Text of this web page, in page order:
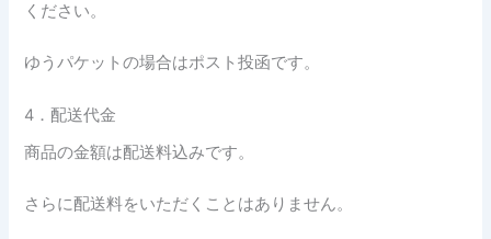
ください。
ゆうパケットの場合はポスト投函です。
4．配送代金
商品の金額は配送料込みです。
さらに配送料をいただくことはありません。